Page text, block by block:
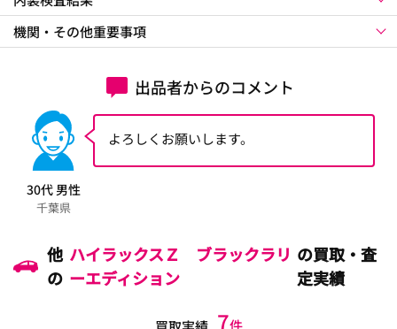
機関・その他重要事項
出品者からのコメント
30代 男性
千葉県
よろしくお願いします。
他
の
ハイラックスＺ ブラックラリ
ーエディション
の買取・査
定実績
7件